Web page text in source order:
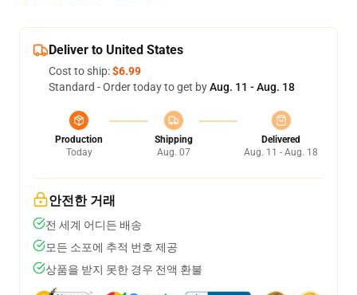
Deliver to United States
Cost to ship:$6.99
Standard - Order today to get byAug. 11 - Aug. 18
Production
Today
Shipping
Aug. 07
Delivered
Aug. 11 - Aug. 18
안전한 거래
전 세계 어디든 배송
모든 소포에 추적 번호 제공
상품을 받지 못한 경우 전액 환불